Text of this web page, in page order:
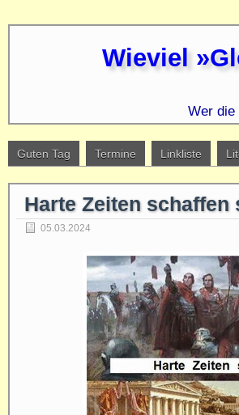
Wieviel
Wer die
Guten Tag Termine Linkliste
Harte Zeiten schaffen
05.03.2024